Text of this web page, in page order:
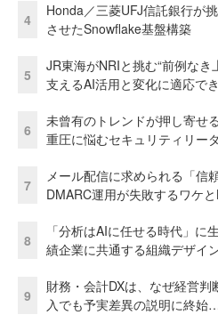
4
Honda／三菱UFJ信託銀行が
させたSnowflake基盤構築
5
JR東海がNRIと挑む“前例な
支えるAI活用と変化に適応で
6
未曾有のトレンドが押し寄せ
重圧に悩むセキュリティリー
7
メール配信に求められる「信
DMARC運用が失敗するワケ
8
「分析はAIに任せる時代」
績企業に共通する組織デザイ
9
財務・会計DXは、なぜ経営
入でも予実差異の説明に終